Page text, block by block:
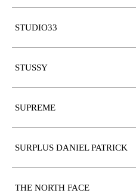
STUDIO33
STUSSY
SUPREME
SURPLUS DANIEL PATRICK
THE NORTH FACE